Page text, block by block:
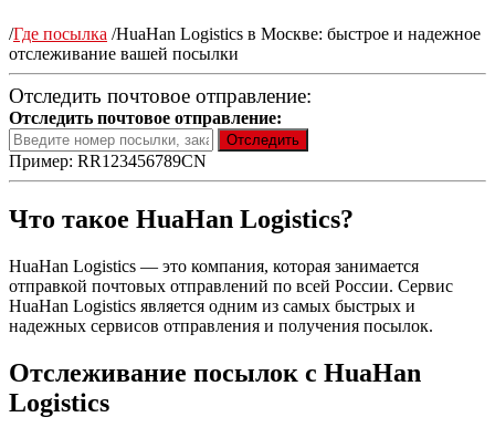
/Где посылка /HuaHan Logistics в Москве: быстрое и надежное
отслеживание вашей посылки
Отследить почтовое отправление:
Отследить почтовое отправление:
Пример: RR123456789CN
Что такое HuaHan Logistics?
HuaHan Logistics — это компания, которая занимается
отправкой почтовых отправлений по всей России. Сервис
HuaHan Logistics является одним из самых быстрых и
надежных сервисов отправления и получения посылок.
Отслеживание посылок с HuaHan
Logistics